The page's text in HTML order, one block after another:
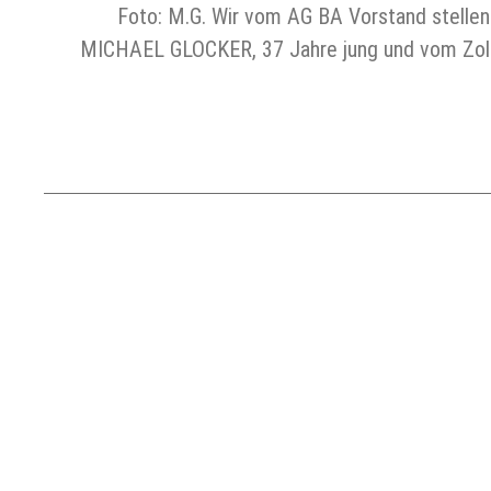
Foto: M.G. Wir vom AG BA Vorstand
MICHAEL GLOCKER, 37 Jahre jung und